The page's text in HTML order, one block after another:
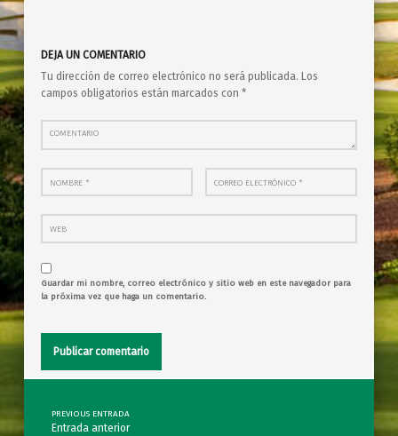
DEJA UN COMENTARIO
Tu dirección de correo electrónico no será publicada. Los
campos obligatorios están marcados con*
Comentario
Nombre
* Correo electrónico
*
Web
Guardar mi nombre, correo electrónico y sitio web en este navegador para
la próxima vez que haga un comentario.
Post navigation
PREVIOUS ENTRADA
Entrada anterior